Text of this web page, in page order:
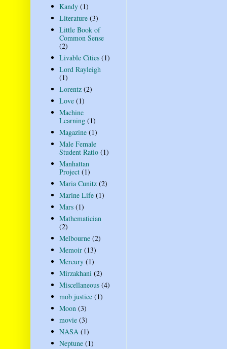
Kandy (1)
Literature (3)
Little Book of
Common Sense
(2)
Livable Cities (1)
Lord Rayleigh
(1)
Lorentz (2)
Love (1)
Machine
Learning (1)
Magazine (1)
Male Female
Student Ratio (1)
Manhattan
Project (1)
Maria Cunitz (2)
Marine Life (1)
Mars (1)
Mathematician
(2)
Melbourne (2)
Memoir (13)
Mercury (1)
Mirzakhani (2)
Miscellaneous (4)
mob justice (1)
Moon (3)
movie (3)
NASA (1)
Neptune (1)